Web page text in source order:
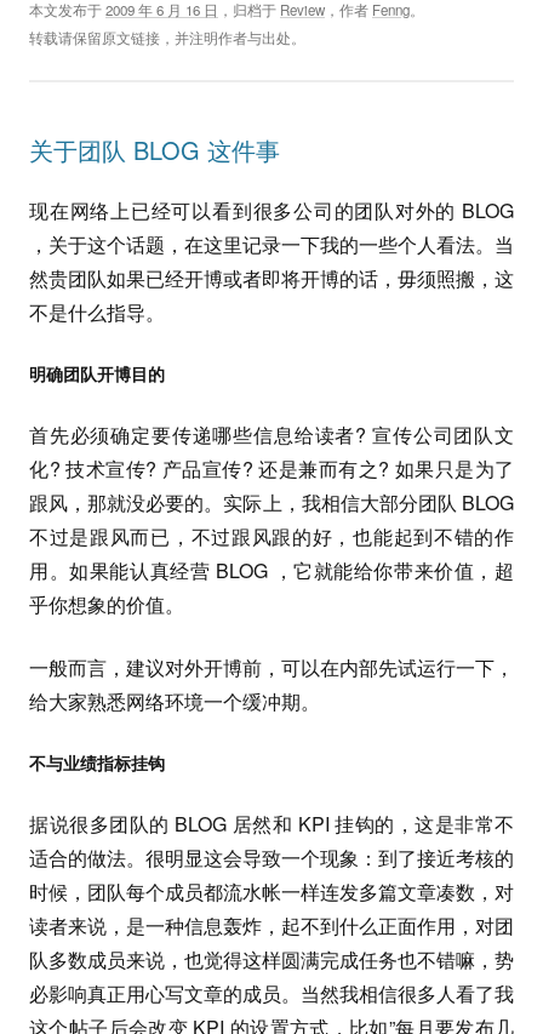
本文发布于2009 年 6 月 16 日 ，归档于 Review ，作者 Fenng。
转载请保留原文链接，并注明作者与出处。
关于团队 BLOG 这件事
现在网络上已经可以看到很多公司的团队对外的 BLOG
，关于这个话题，在这里记录一下我的一些个人看法。当
然贵团队如果已经开博或者即将开博的话，毋须照搬，这
不是什么指导。
明确团队开博目的
首先必须确定要传递哪些信息给读者? 宣传公司团队文
化? 技术宣传? 产品宣传? 还是兼而有之? 如果只是为了
跟风，那就没必要的。实际上，我相信大部分团队 BLOG
不过是跟风而已，不过跟风跟的好，也能起到不错的作
用。如果能认真经营 BLOG ，它就能给你带来价值，超
乎你想象的价值。
一般而言，建议对外开博前，可以在内部先试运行一下，
给大家熟悉网络环境一个缓冲期。
不与业绩指标挂钩
据说很多团队的 BLOG 居然和 KPI 挂钩的，这是非常不
适合的做法。很明显这会导致一个现象：到了接近考核的
时候，团队每个成员都流水帐一样连发多篇文章凑数，对
读者来说，是一种信息轰炸，起不到什么正面作用，对团
队多数成员来说，也觉得这样圆满完成任务也不错嘛，势
必影响真正用心写文章的成员。当然我相信很多人看了我
这个帖子后会改变 KPI 的设置方式，比如”每月要发布几